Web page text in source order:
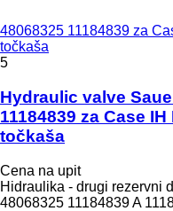
48068325 11184839 za
točkaša
5
Hydraulic valve
11184839 za Case
točkaša
Cena na upit
Hidraulika - drugi rezervni
48068325 11184839 A